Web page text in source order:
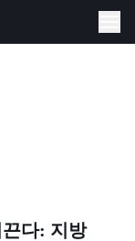
다: 지방